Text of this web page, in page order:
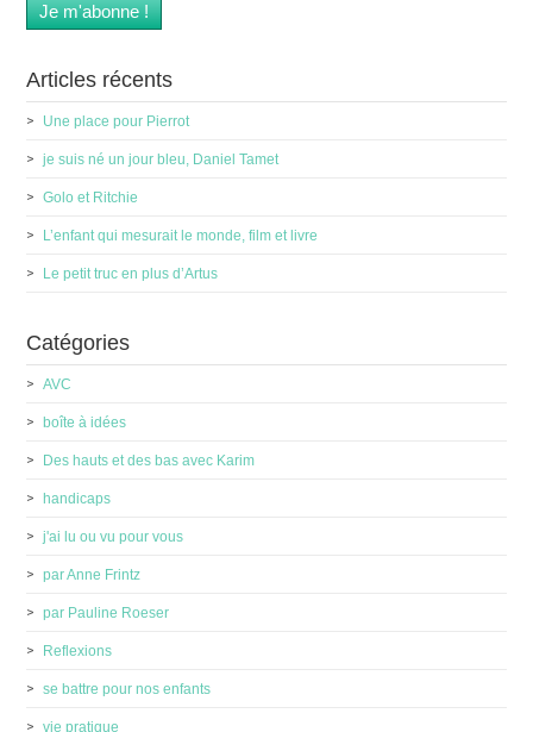
Articles récents
Une place pour Pierrot
je suis né un jour bleu, Daniel Tamet
Golo et Ritchie
L’enfant qui mesurait le monde, film et livre
Le petit truc en plus d’Artus
Catégories
AVC
boîte à idées
Des hauts et des bas avec Karim
handicaps
j'ai lu ou vu pour vous
par Anne Frintz
par Pauline Roeser
Reflexions
se battre pour nos enfants
vie pratique